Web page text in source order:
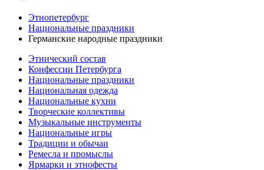
Этнопетербург
Национальные праздники
Германские народные праздники
Этнический состав
Конфессии Петербурга
Национальные праздники
Национальная одежда
Национальные кухни
Творческие коллективы
Музыкальные инструменты
Национальные игры
Традиции и обычаи
Ремесла и промыслы
Ярмарки и этнофесты